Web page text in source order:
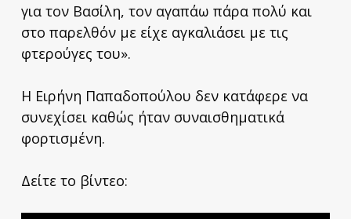
για τον Βασίλη, τον αγαπάω πάρα πολύ και
στο παρελθόν με είχε αγκαλιάσει με τις
φτερούγες του».
Η Ειρήνη Παπαδοπούλου δεν κατάφερε να
συνεχίσει καθώς ήταν συναισθηματικά
φορτισμένη.
Δείτε το βίντεο: